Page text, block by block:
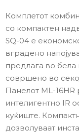
Комплетот
со компактен
SQ-04 е
вградено
предлага во бела
совршено во
Панелот ML-16HR
интелигентно IR
куќиште.
дозволуваат